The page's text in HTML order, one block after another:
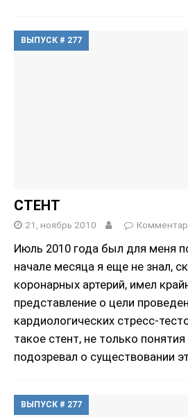
ВЫПУСК # 277
СТЕНТ
21, ноябрь 2010
Июль 2010 года был для меня
начале месяца я еще не знал,
коронарных артерий, имел
представление о цели
кардиологических стресс-
такое стент, не только
подозревал о существовании
ВЫПУСК # 277